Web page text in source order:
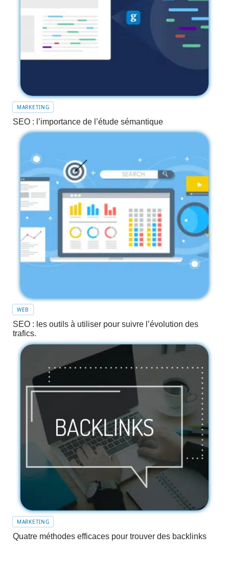
MARKETING
SEO : l’importance de l’étude sémantique
WEB
SEO : les outils à utiliser pour suivre l’évolution des
trafics.
MARKETING
Quatre méthodes efficaces pour trouver des backlinks